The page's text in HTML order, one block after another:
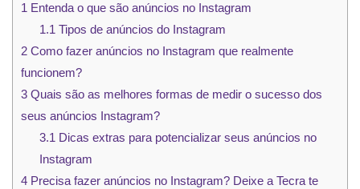
1 Entenda o que são anúncios no Instagram
1.1 Tipos de anúncios do Instagram
2 Como fazer anúncios no Instagram que realmente
funcionem?
3 Quais são as melhores formas de medir o sucesso dos
seus anúncios Instagram?
3.1 Dicas extras para potencializar seus anúncios no
Instagram
4 Precisa fazer anúncios no Instagram? Deixe a Tecra te